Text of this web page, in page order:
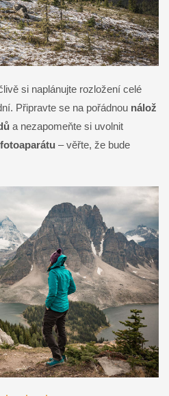
si naplánujte rozložení celé
Připravte se na pořádnou nálož
a nezapomeňte si uvolnit
– věřte, že bude